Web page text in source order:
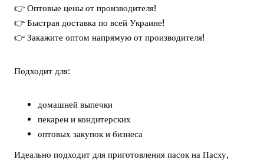
👉 Оптовые цены от производителя!
👉 Быстрая доставка по всей Украине!
👉 Закажите оптом напрямую от производителя!
Подходит для:
домашней выпечки
пекарен и кондитерских
оптовых закупок и бизнеса
Идеально подходит для приготовления пасок на Пасху,